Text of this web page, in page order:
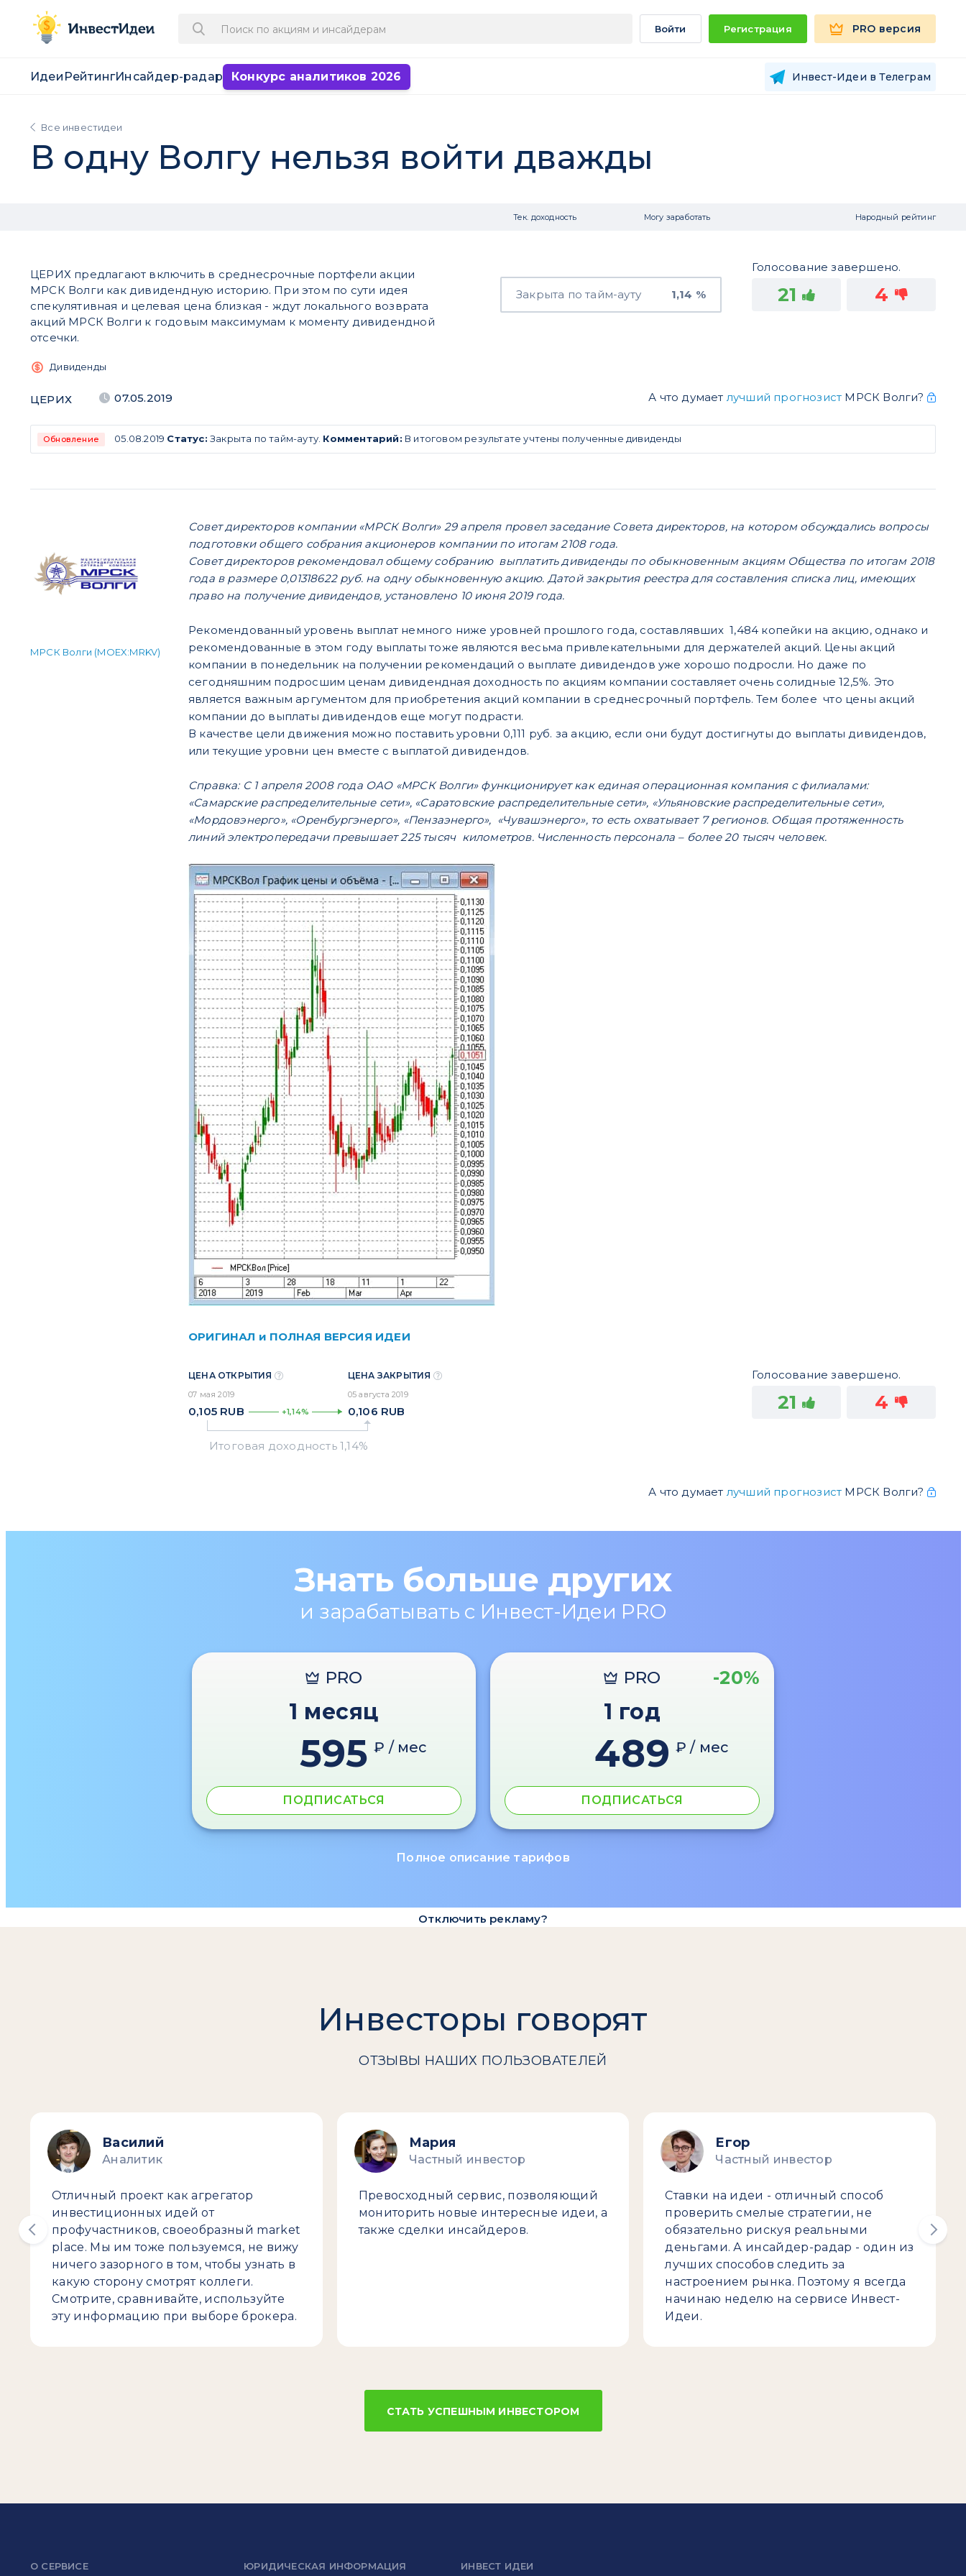
Войти Регистрация PRO версия
Идеи РейтингИнсайдер-радар Конкурс аналитиков 2026 Инвест-Идеи в Телеграм
Все инвестидеи
В одну Волгу нельзя войти дважды
Тек. доходность Могу заработать Народный рейтинг
ЦЕРИХ предлагают включить в среднесрочные портфели акции
МРСК Волги как дивидендную историю. При этом по сути идея
спекулятивная и целевая цена близкая - ждут локального возврата
акций МРСК Волги к годовым максимумам к моменту дивидендной
отсечки.
Закрыта по тайм-ауту 1,14 %
Голосование завершено.
21 4
Дивиденды
ЦЕРИХ 07.05.2019 А что думает лучший прогнозист МРСК Волги?
Обновление 05.08.2019 Статус: Закрыта по тайм-ауту. Комментарий: В итоговом результате учтены полученные дивиденды
МРСК Волги (MOEX:MRKV)
Совет директоров компании «МРСК Волги» 29 апреля провел заседание Совета директоров, на котором обсуждались вопросы
подготовки общего собрания акционеров компании по итогам 2108 года.
Совет директоров рекомендовал общему собранию выплатить дивиденды по обыкновенным акциям Общества по итогам 2018
года в размере 0,01318622 руб. на одну обыкновенную акцию. Датой закрытия реестра для составления списка лиц, имеющих
право на получение дивидендов, установлено 10 июня 2019 года.
Рекомендованный уровень выплат немного ниже уровней прошлого года, составлявших 1,484 копейки на акцию, однако и
рекомендованные в этом году выплаты тоже являются весьма привлекательными для держателей акций. Цены акций
компании в понедельник на получении рекомендаций о выплате дивидендов уже хорошо подросли. Но даже по
сегодняшним подросшим ценам дивидендная доходность по акциям компании составляет очень солидные 12,5%. Это
является важным аргументом для приобретения акций компании в среднесрочный портфель. Тем более что цены акций
компании до выплаты дивидендов еще могут подрасти.
В качестве цели движения можно поставить уровни 0,111 руб. за акцию, если они будут достигнуты до выплаты дивидендов,
или текущие уровни цен вместе с выплатой дивидендов.
Справка: С 1 апреля 2008 года ОАО «МРСК Волги» функционирует как единая операционная компания с филиалами:
«Самарские распределительные сети», «Саратовские распределительные сети», «Ульяновские распределительные сети»,
«Мордовэнерго», «Оренбургэнерго», «Пензаэнерго», «Чувашэнерго», то есть охватывает 7 регионов. Общая протяженность
линий электропередачи превышает 225 тысяч километров. Численность персонала – более 20 тысяч человек.
ОРИГИНАЛ и ПОЛНАЯ ВЕРСИЯ ИДЕИ
ЦЕНА ОТКРЫТИЯ
07 мая 2019
0,105 RUB +1,14%
ЦЕНА ЗАКРЫТИЯ
05 августа 2019
0,106 RUB
Голосование завершено.
21 4
А что думает лучший прогнозист МРСК Волги?
Знать больше других
и зарабатывать с Инвест-Идеи PRO
PRO
1 месяц
595 ₽ / мес
ПОДПИСАТЬСЯ
PRO -20%
1 год
489 ₽ / мес
ПОДПИСАТЬСЯ
Полное описание тарифов
Отключить рекламу?
Инвесторы говорят
ОТЗЫВЫ НАШИХ ПОЛЬЗОВАТЕЛЕЙ
Василий
Аналитик
Отличный проект как агрегатор
инвестиционных идей от
профучастников, своеобразный market
place. Мы им тоже пользуемся, не вижу
ничего зазорного в том, чтобы узнать в
какую сторону смотрят коллеги.
Смотрите, сравнивайте, используйте
эту информацию при выборе брокера.
Мария
Частный инвестор
Превосходный сервис, позволяющий
мониторить новые интересные идеи, а
также сделки инсайдеров.
Егор
Частный инвестор
Ставки на идеи - отличный способ
проверить смелые стратегии, не
обязательно рискуя реальными
деньгами. А инсайдер-радар - один из
лучших способов следить за
настроением рынка. Поэтому я всегда
начинаю неделю на сервисе Инвест-
Идеи.
СТАТЬ УСПЕШНЫМ ИНВЕСТОРОМ
О СЕРВИСЕ ЮРИДИЧЕСКАЯ ИНФОРМАЦИЯ ИНВЕСТ ИДЕИ